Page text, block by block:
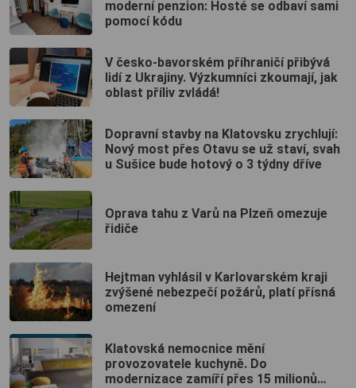
moderní penzion: Hosté se odbaví sami
pomocí kódu
V česko-bavorském příhraničí přibývá
lidí z Ukrajiny. Výzkumníci zkoumají, jak
oblast příliv zvládá!
Dopravní stavby na Klatovsku zrychlují:
Nový most přes Otavu se už staví, svah
u Sušice bude hotový o 3 týdny dříve
Oprava tahu z Varů na Plzeň omezuje
řidiče
Hejtman vyhlásil v Karlovarském kraji
zvýšené nebezpečí požárů, platí přísná
omezení
Klatovská nemocnice mění
provozovatele kuchyně. Do
modernizace zamíří přes 15 milionů